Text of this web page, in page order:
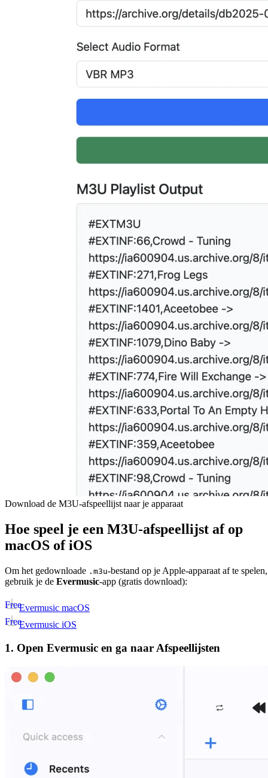
Download de M3U-afspeellijst naar je apparaat
Hoe speel je een M3U-afspeellijst af op
macOS of iOS
Om het gedownloade .m3u-bestand op je Apple-apparaat af te spelen,
gebruik je de Evermusic-app (gratis download):
Evermusic macOS
Free
Evermusic iOS
Free
1. Open Evermusic en ga naar Afspeellijsten